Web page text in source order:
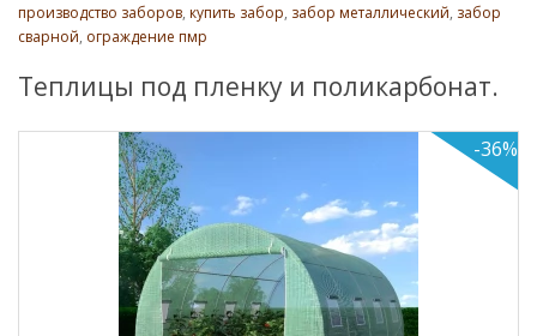
производство заборов, купить забор, забор металлический, забор
сварной, ограждение пмр
Теплицы под пленку и поликарбонат.
Успей